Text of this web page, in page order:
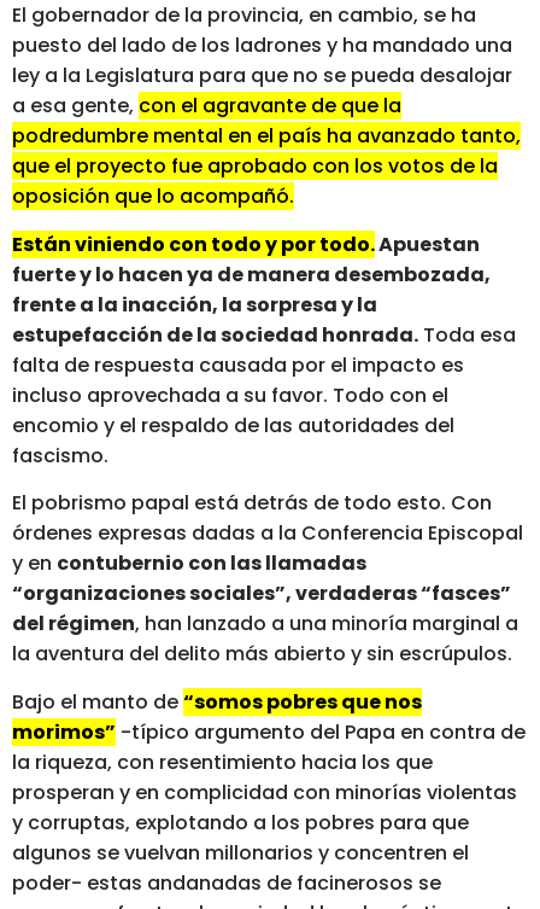
El gobernador de la provincia, en cambio, se ha
puesto del lado de los ladrones y ha mandado una
ley a la Legislatura para que no se pueda desalojar
a esa gente, con el agravante de que la
podredumbre mental en el país ha avanzado tanto,
que el proyecto fue aprobado con los votos de la
oposición que lo acompañó.
Están viniendo con todo y por todo.Apuestan
fuerte y lo hacen ya de manera desembozada,
frente a la inacción, la sorpresa y la
estupefacción de la sociedad honrada. Toda esa
falta de respuesta causada por el impacto es
incluso aprovechada a su favor. Todo con el
encomio y el respaldo de las autoridades del
fascismo.
El pobrismo papal está detrás de todo esto. Con
órdenes expresas dadas a la Conferencia Episcopal
y en contubernio con las llamadas
“organizaciones sociales”, verdaderas “fasces”
del régimen, han lanzado a una minoría marginal a
la aventura del delito más abierto y sin escrúpulos.
Bajo el manto de“somos pobres que nos
morimos” -típico argumento del Papa en contra de
la riqueza, con resentimiento hacia los que
prosperan y en complicidad con minorías violentas
y corruptas, explotando a los pobres para que
algunos se vuelvan millonarios y concentren el
poder- estas andanadas de facinerosos se